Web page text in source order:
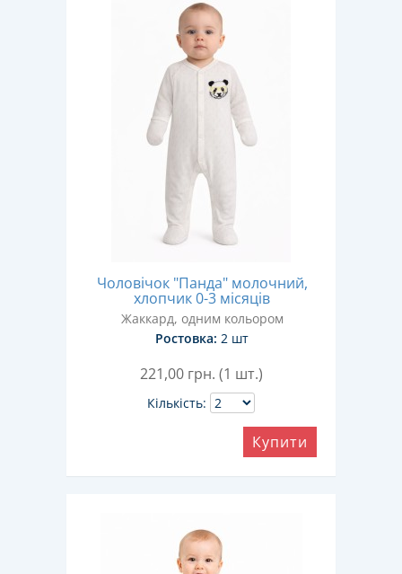
Чоловічок "Панда" молочний,
хлопчик 0-3 місяців
Жаккард, одним кольором
Ростовка: 2 шт
221,00 грн. (1 шт.)
Кількість:
Купити